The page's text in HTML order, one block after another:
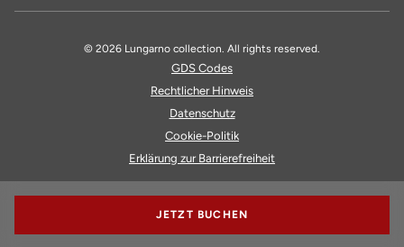
JETZT BUCHEN
© 2026 Lungarno collection. All rights reserved.
GDS Codes
Rechtlicher Hinweis
Datenschutz
Cookie-Politik
Erklärung zur Barrierefreiheit